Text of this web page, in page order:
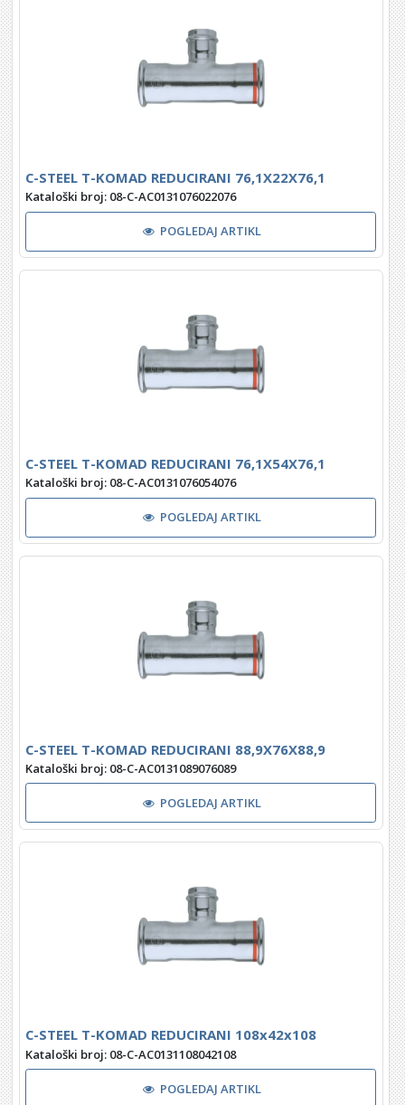
C-STEEL T-KOMAD REDUCIRANI 76,1X22X76,1
Kataloški broj: 08-C-AC0131076022076
POGLEDAJ ARTIKL
C-STEEL T-KOMAD REDUCIRANI 76,1X54X76,1
Kataloški broj: 08-C-AC0131076054076
POGLEDAJ ARTIKL
C-STEEL T-KOMAD REDUCIRANI 88,9X76X88,9
Kataloški broj: 08-C-AC0131089076089
POGLEDAJ ARTIKL
C-STEEL T-KOMAD REDUCIRANI 108x42x108
Kataloški broj: 08-C-AC0131108042108
POGLEDAJ ARTIKL